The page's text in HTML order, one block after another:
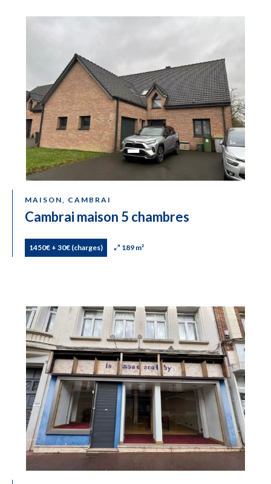
MAISON, CAMBRAI
Cambrai maison 5 chambres
1450€ + 30€ (charges) 189 m²